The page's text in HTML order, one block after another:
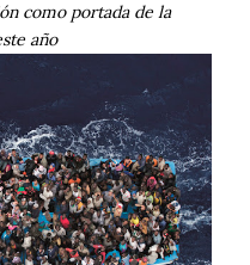
como portada de la
año